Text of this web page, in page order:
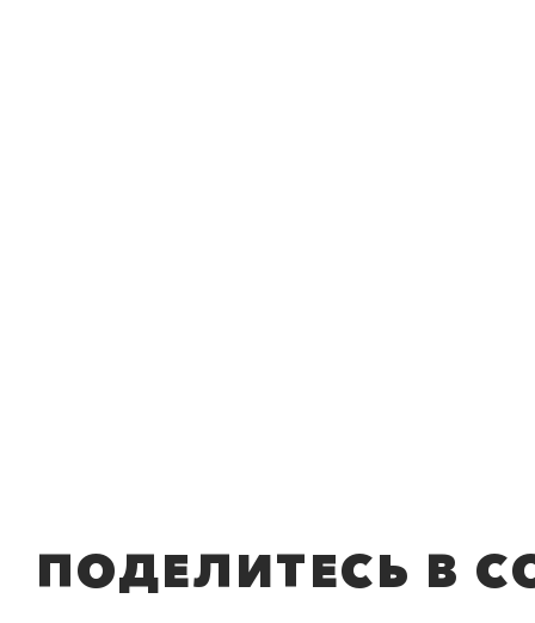
ПОДЕЛИТЕСЬ В